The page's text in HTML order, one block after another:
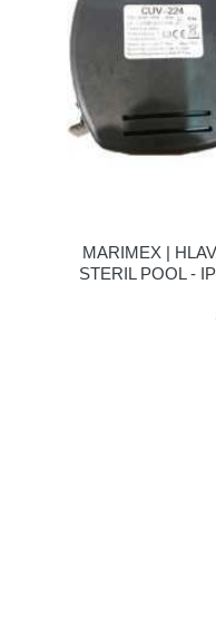
MARIMEX |
STERIL POOL -